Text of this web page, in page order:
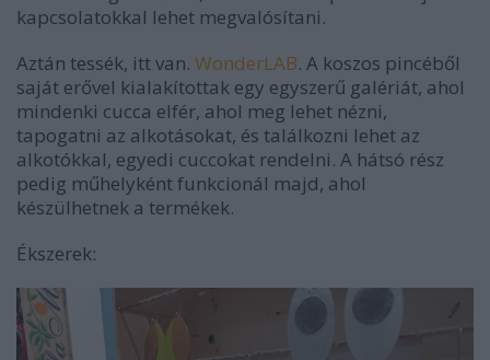
kapcsolatokkal lehet megvalósítani.
Aztán tessék, itt van. WonderLAB. A koszos pincéből
saját erővel kialakítottak egy egyszerű galériát, ahol
mindenki cucca elfér, ahol meg lehet nézni,
tapogatni az alkotásokat, és találkozni lehet az
alkotókkal, egyedi cuccokat rendelni. A hátsó rész
pedig műhelyként funkcionál majd, ahol
készülhetnek a termékek.
Ékszerek: